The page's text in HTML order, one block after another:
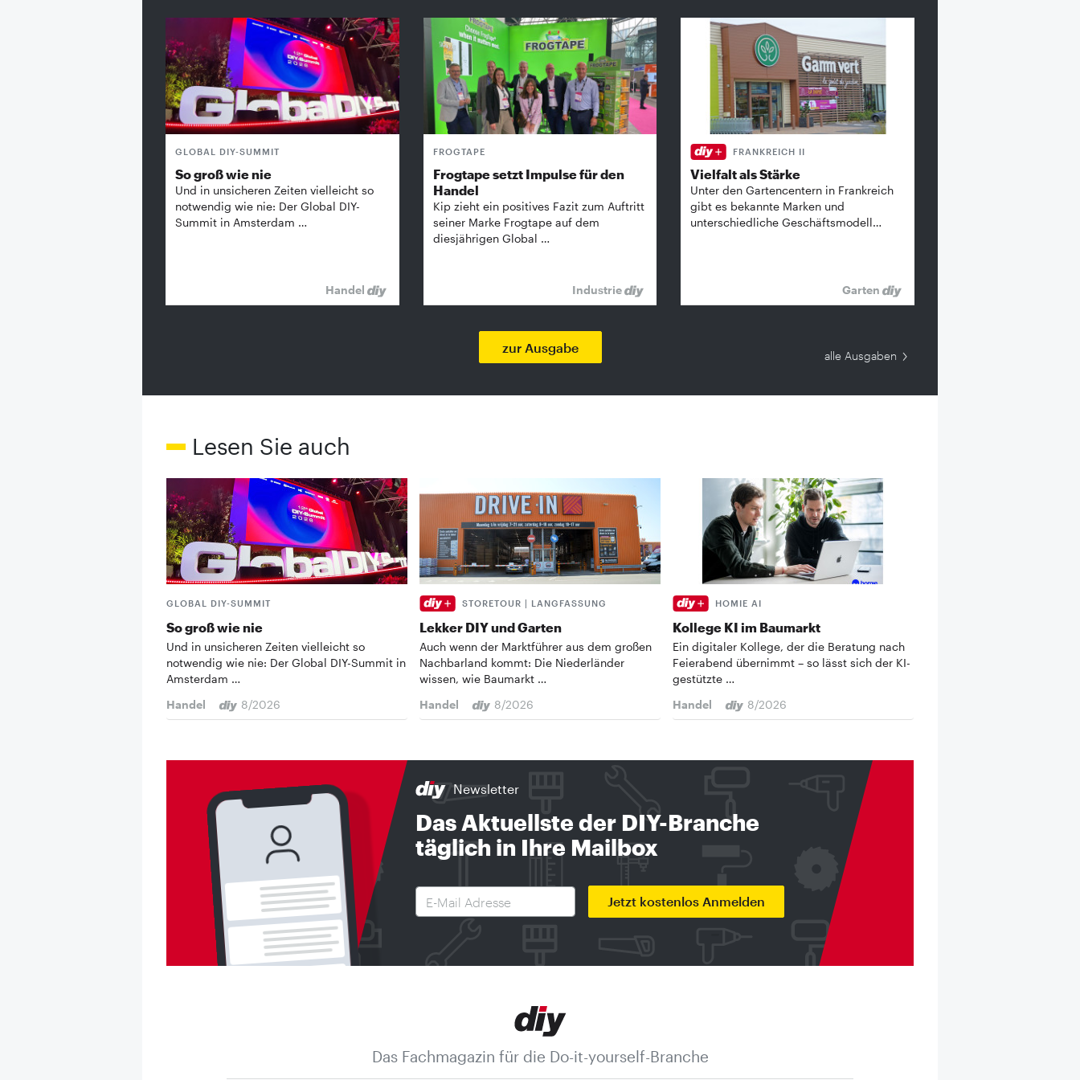
GLOBAL DIY-SUMMIT
So groß wie nie
Und in unsicheren Zeiten vielleicht so
notwendig wie nie: Der Global DIY-
Summit in Amsterdam …
Handel
FROGTAPE
Frogtape setzt Impulse für den
Handel
Kip zieht ein positives Fazit zum Auftritt
seiner Marke Frogtape auf dem
diesjährigen Global …
Industrie
FRANKREICH II
Vielfalt als Stärke
Unter den Gartencentern in Frankreich
gibt es bekannte ­Marken und
unterschiedliche Geschäftsmodell…
Garten
zur Ausgabe
alle Ausgaben
Lesen Sie auch
GLOBAL DIY-SUMMIT
So groß wie nie
Und in unsicheren Zeiten vielleicht so
notwendig wie nie: Der Global DIY-Summit in
Amsterdam …
Handel
8/2026
STORETOUR | LANGFASSUNG
Lekker DIY und Garten
Auch wenn der Marktführer aus dem großen
Nachbarland kommt: Die Niederländer
wissen, wie Baumarkt …
Handel
8/2026
HOMIE AI
Kollege KI im Baumarkt
Ein digitaler Kollege, der die Beratung nach
Feierabend übernimmt – so lässt sich der KI-
gestützte …
Handel
8/2026
Newsletter
Das Aktuellste der DIY-Branche
täglich in Ihre Mailbox
Jetzt kostenlos Anmelden
Das Fachmagazin für die Do-it-yourself-Branche